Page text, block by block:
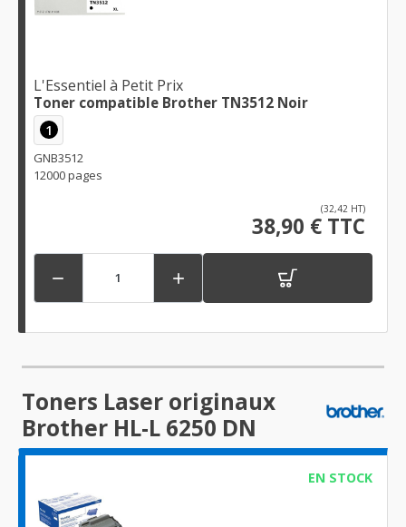
L'Essentiel à Petit Prix
Toner compatible Brother TN3512 Noir
1
GNB3512
12000 pages
(32,42 HT)
38,90 € TTC
 
Toners Laser originaux
Brother HL-L 6250 DN
EN STOCK